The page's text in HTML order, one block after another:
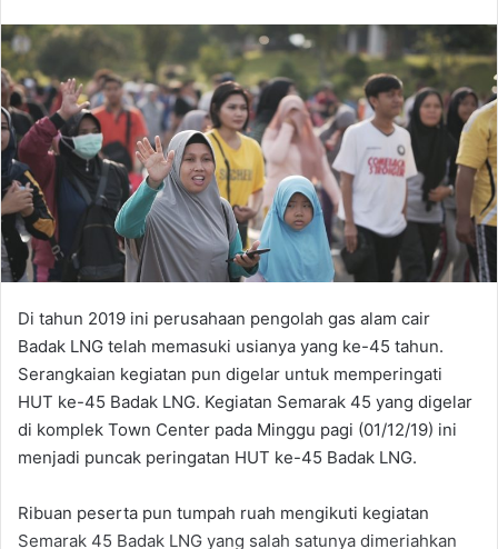
Di tahun 2019 ini perusahaan pengolah gas alam cair
Badak LNG telah memasuki usianya yang ke-45 tahun.
Serangkaian kegiatan pun digelar untuk memperingati
HUT ke-45 Badak LNG. Kegiatan Semarak 45 yang digelar
di komplek Town Center pada Minggu pagi (01/12/19) ini
menjadi puncak peringatan HUT ke-45 Badak LNG.
Ribuan peserta pun tumpah ruah mengikuti kegiatan
Semarak 45 Badak LNG yang salah satunya dimeriahkan